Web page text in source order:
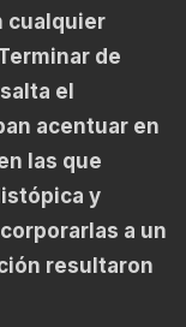
cualquier
de
el
acentuar en
las que
y
a un
resultaron